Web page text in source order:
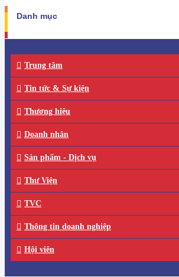
Danh mục
Trung tâm
Tin tức & Sự kiện
Thương hiệu
Doanh nhân
Sản phẩm - Dịch vụ
Thư Viện
TVC
Thông tin doanh nghiệp
Hội viên